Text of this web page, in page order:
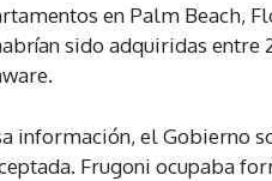
en Palm Beach,
sido adquiridas entre
información, el Gobierno
Frugoni ocupaba